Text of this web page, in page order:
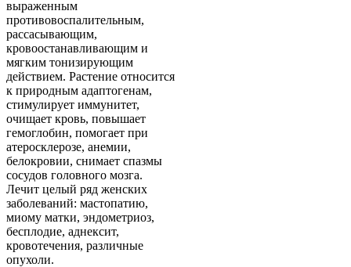
выраженным
противовоспалительным,
рассасывающим,
кровоостанавливающим и
мягким тонизирующим
действием. Растение относится
к природным адаптогенам,
стимулирует иммунитет,
очищает кровь, повышает
гемоглобин, помогает при
атеросклерозе, анемии,
белокровии, снимает спазмы
сосудов головного мозга.
Лечит целый ряд женских
заболеваний: мастопатию,
миому матки, эндометриоз,
бесплодие, аднексит,
кровотечения, различные
опухоли.